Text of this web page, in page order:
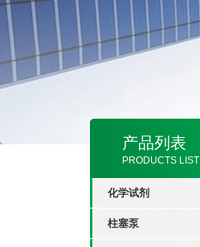
产品列表
PRODUCTS LIST
化学试剂
柱塞泵